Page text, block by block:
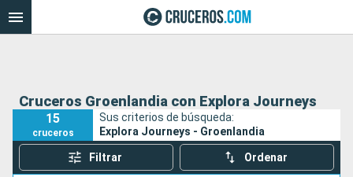
Cruceros Groenlandia con Explora Journeys
15
cruceros
Sus criterios de búsqueda:
Explora Journeys - Groenlandia
Filtrar Ordenar